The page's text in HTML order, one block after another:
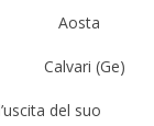
Aosta
(Ge)
del suo